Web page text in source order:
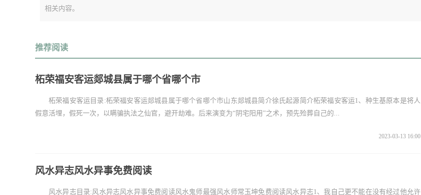
相关内容。
推荐阅读
柘荣福安客运郯城县属于哪个省哪个市
柘荣福安客运目录:柘荣福安客运郯城县属于哪个省哪个市山东郯城县简介徐氏起源简介柘荣福安客运1、种生基原本是将人
假意活埋，假死一次，以瞒骗执法之仙官，避开劫难。后来演变为“阴宅阳用”之术，预先殓葬自己的...
2023-03-13 16:00
风水异志风水异事免费阅读
风水异志目录:风水异志风水异事免费阅读风水鬼师最强风水师常玉坤免费阅读风水异志1、我自己更不能在没有经过他允许